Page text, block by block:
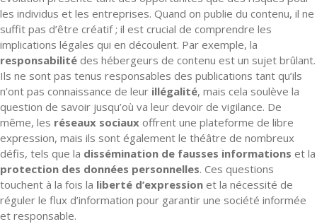
les individus et les entreprises. Quand on publie du contenu, il ne
suffit pas d’être créatif ; il est crucial de comprendre les
implications légales qui en découlent. Par exemple, la
responsabilité des hébergeurs de contenu est un sujet brûlant.
Ils ne sont pas tenus responsables des publications tant qu’ils
n’ont pas connaissance de leur illégalité, mais cela soulève la
question de savoir jusqu’où va leur devoir de vigilance. De
même, les réseaux sociaux offrent une plateforme de libre
expression, mais ils sont également le théâtre de nombreux
défis, tels que la dissémination de fausses informations et la
protection des données personnelles. Ces questions
touchent à la fois la liberté d’expression et la nécessité de
réguler le flux d’information pour garantir une société informée
et responsable.